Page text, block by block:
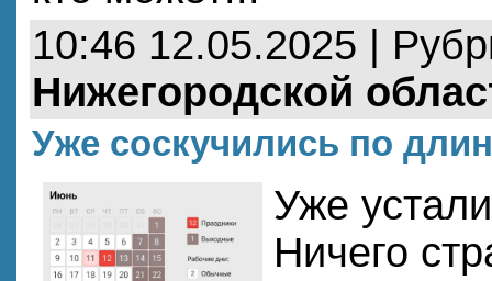
10:46 12.05.2025 |
Нижегородской
Уже соскучились по
Уже
Ничего